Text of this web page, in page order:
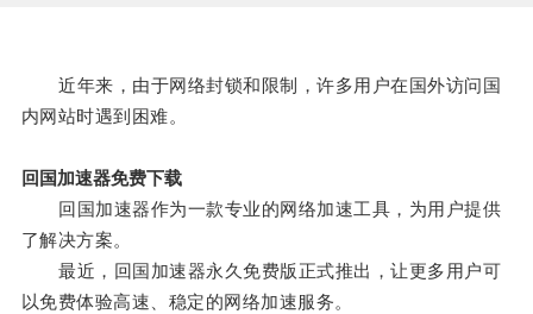
近年来，由于网络封锁和限制，许多用户在国外访问国
内网站时遇到困难。
回国加速器免费下载
回国加速器作为一款专业的网络加速工具，为用户提供
了解决方案。
最近，回国加速器永久免费版正式推出，让更多用户可
以免费体验高速、稳定的网络加速服务。